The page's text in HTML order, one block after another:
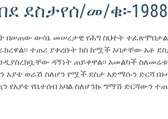
ደስታየሰ/መ/ቁ፡-
ውሳኔ መሠረታዊ የሕግ ስህተት ተፈጽሞበታል
ተጠሪ ያቀረቡት ክስ ከሟች አባታቸው አቶ
ዳኝነት ጠይቀዋል፡፡ አመልካች
አያቴ ወራሽ ስለሆን የሟች ደስታ አድማሱን ድርሻ
የቤተሰብ አባል ስለሆንኩ ግማሽ ድርሻውን